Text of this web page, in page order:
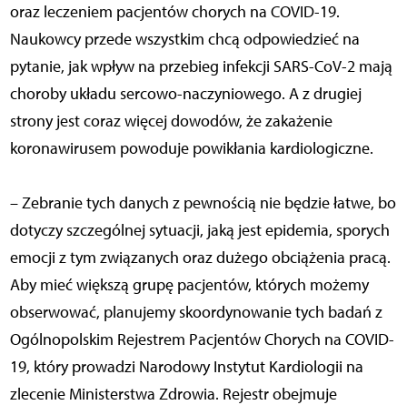
oraz leczeniem pacjentów chorych na COVID-19.
Naukowcy przede wszystkim chcą odpowiedzieć na
pytanie, jak wpływ na przebieg infekcji SARS-CoV-2 mają
choroby układu sercowo-naczyniowego. A z drugiej
strony jest coraz więcej dowodów, że zakażenie
koronawirusem powoduje powikłania kardiologiczne.
– Zebranie tych danych z pewnością nie będzie łatwe, bo
dotyczy szczególnej sytuacji, jaką jest epidemia, sporych
emocji z tym związanych oraz dużego obciążenia pracą.
Aby mieć większą grupę pacjentów, których możemy
obserwować, planujemy skoordynowanie tych badań z
Ogólnopolskim Rejestrem Pacjentów Chorych na COVID-
19, który prowadzi Narodowy Instytut Kardiologii na
zlecenie Ministerstwa Zdrowia. Rejestr obejmuje